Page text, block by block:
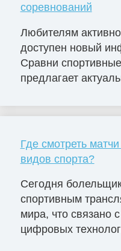
соревнований
Любителям
доступен новый
Сравни
предлагает
Где смотреть
видов спорта?
Сегодня
спортивным
мира, что связано
цифровых